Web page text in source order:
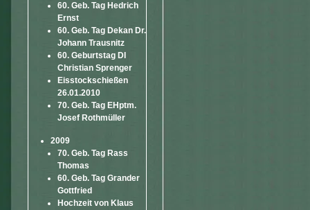
60. Geb. Tag Hedrich
Ernst
60. Geb. Tag Dekan Dr.
Johann Trausnitz
60. Geburtstag DI
Christian Sprenger
Eisstockschießen
26.01.2010
70. Geb. Tag EHptm.
Josef Rothmüller
2009
70. Geb. Tag Rass
Thomas
60. Geb. Tag Grander
Gottfried
Hochzeit von Klaus